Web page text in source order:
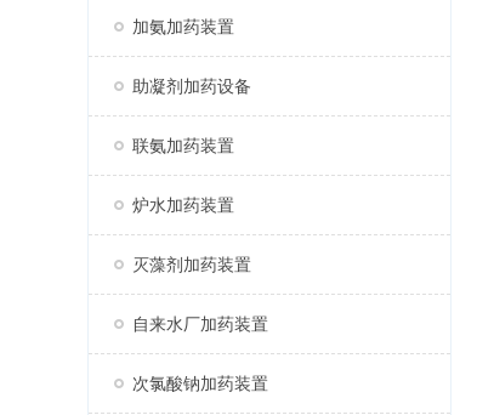
加氨加药装置
助凝剂加药设备
联氨加药装置
炉水加药装置
灭藻剂加药装置
自来水厂加药装置
次氯酸钠加药装置